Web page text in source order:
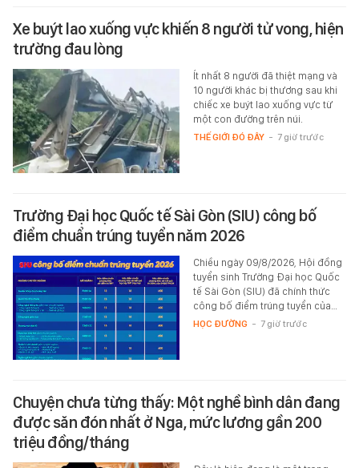
Xe buýt lao xuống vực khiến 8 người tử vong, hiện
trường đau lòng
Ít nhất 8 người đã thiệt mạng và
10 người khác bị thương sau khi
chiếc xe buýt lao xuống vực từ
một con đường trên núi.
THẾ GIỚI ĐÓ ĐÂY - 7 giờ trước
Trường Đại học Quốc tế Sài Gòn (SIU) công bố
điểm chuẩn trúng tuyển năm 2026
Chiều ngày 09/8/2026, Hội đồng
tuyển sinh Trường Đại học Quốc
tế Sài Gòn (SIU) đã chính thức
công bố điểm trúng tuyển của…
HỌC ĐƯỜNG - 7 giờ trước
Chuyện chưa từng thấy: Một nghề bình dân đang
được săn đón nhất ở Nga, mức lương gần 200
triệu đồng/tháng